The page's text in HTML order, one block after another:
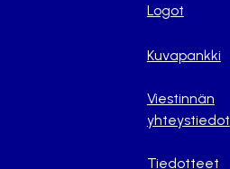
Logot
Kuvapankki
Viestinnän
yhteystiedot
Tiedotteet